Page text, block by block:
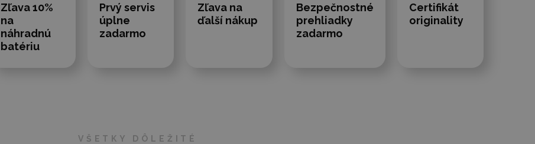
Zľava 10%
na
náhradnú
batériu
Prvý servis
úplne
zadarmo
Zľava na
ďalší nákup
Bezpečnostné
prehliadky
zadarmo
Certifikát
originality
VŠETKY DÔLEŽITÉ